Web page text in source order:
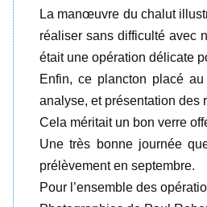
La manœuvre du chalut
réaliser sans difficulté avec
était une opération délicate
Enfin, ce plancton placé
analyse, et présentation des
Cela méritait un bon verre
Une très bonne journée
prélèvement en septembre.
Pour l’ensemble des